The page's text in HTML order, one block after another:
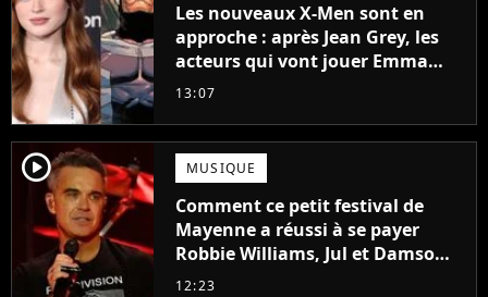
Les nouveaux X-Men sont en
approche : après Jean Grey, les
acteurs qui vont jouer Emma
Frost et Cyclope trouvés !
13:07
player2 MUSIQUE
Comment ce petit festival de
Mayenne a réussi à se payer
Robbie Williams, Jul et Damso
cette année ?
12:23